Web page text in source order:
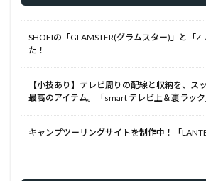
SHOEIの「GLAMSTER(グラムスター)」と「
た！
【小技あり】テレビ周りの配線と収納を、ス
最高のアイテム。「smart テレビ上＆裏ラック
キャンプツーリングサイトを制作中！「